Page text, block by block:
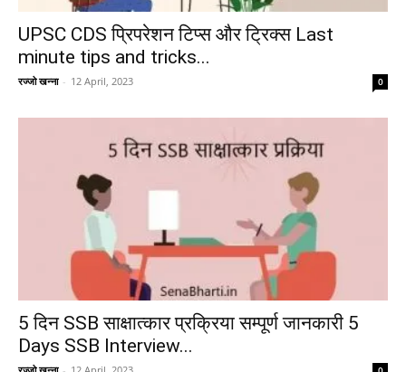
UPSC CDS प्रिपरेशन टिप्स और ट्रिक्स Last
minute tips and tricks...
रज्जो खन्ना - 12 April, 2023 0
5 दिन SSB साक्षात्कार प्रक्रिया सम्पूर्ण जानकारी 5
Days SSB Interview...